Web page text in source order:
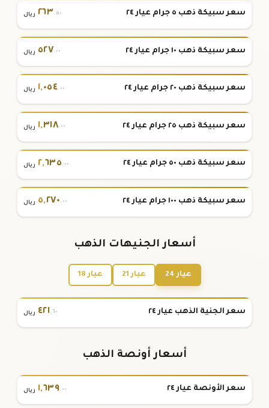
سعر سبيكة ذهب ٥ جرام عيار ٢٤ ٢٦٣.٥٠ ريال
سعر سبيكة ذهب ١٠ جرام عيار ٢٤ ٥٢٧.٠٠ ريال
سعر سبيكة ذهب ٢٠ جرام عيار ٢٤ ١,٠٥٤.٠٠ ريال
سعر سبيكة ذهب ٢٥ جرام عيار ٢٤ ١,٣١٨.٠٠ ريال
سعر سبيكة ذهب ٥٠ جرام عيار ٢٤ ٢,٦٣٥.٠٠ ريال
سعر سبيكة ذهب ١٠٠ جرام عيار ٢٤ ٥,٢٧٠.٠٠ ريال
أسعار الجنيهات الذهب
عيار 24 عيار 21 عيار 18
سعر الجنية الذهب عيار ٢٤ ٤٢١.٦٠ ريال
أسعار أونصة الذهب
سعر الأونصة عيار ٢٤ ١,٦٣٩.٠٠ ريال